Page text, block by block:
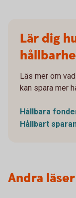
Lär dig
Läs mer om
kan spara mer
Hållbara
Hållbart
Andra